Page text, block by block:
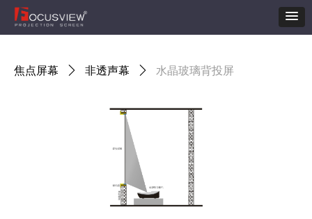
焦点屏幕 ꄲ 非透声幕 ꄲ 水晶玻璃背投屏